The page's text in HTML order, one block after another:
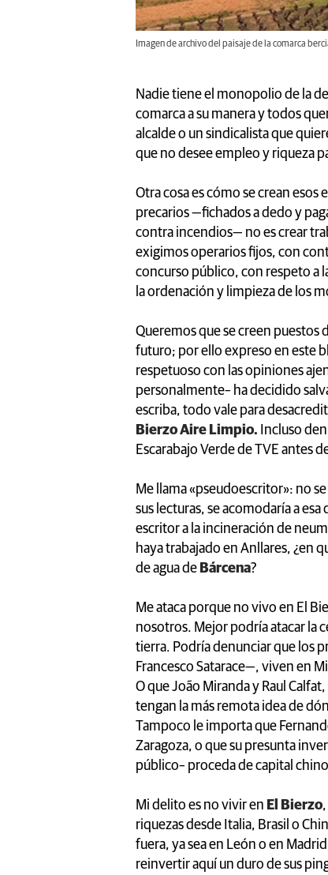
Imagen de archivo del paisaje de la comarca
Nadie tiene el monopolio de la
comarca a su manera y todos
alcalde o un sindicalista que
que no desee empleo y riqueza
Otra cosa es cómo se crean
precarios —fichados a dedo y
contra incendios— no es crear
exigimos operarios fijos, con
concurso público, con respeto a
la ordenación y limpieza de los
Queremos que se creen puestos
futuro; por ello expreso en este
respetuoso con las opiniones
personalmente– ha decidido
escriba, todo vale para
Bierzo Aire Limpio. Incluso
Escarabajo Verde de TVE antes
Me llama «pseudoescritor»: no
sus lecturas, se acomodaría a
escritor a la incineración de
haya trabajado en Anllares, ¿en
de agua de Bárcena?
Me ataca porque no vivo en El
nosotros. Mejor podría atacar la
tierra. Podría denunciar que los
Francesco Satarace—, viven en
O que João Miranda y Raul
tengan la más remota idea de
Tampoco le importa que
Zaragoza, o que su presunta
público– proceda de capital
Mi delito es no vivir en El Bierzo
riquezas desde Italia, Brasil o
fuera, ya sea en León o en
reinvertir aquí un duro de sus